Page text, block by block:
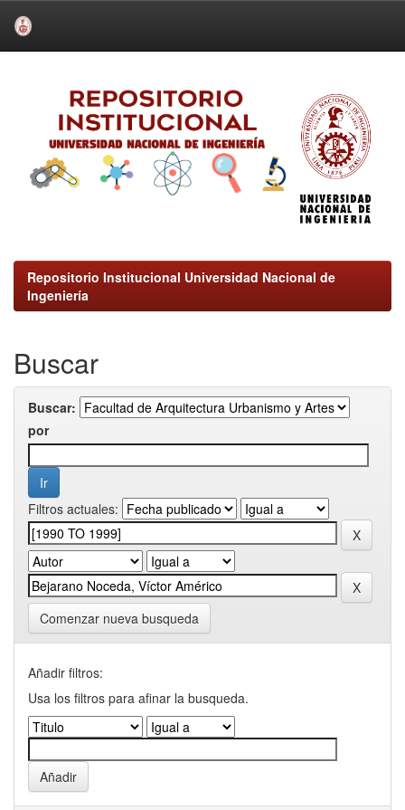
Repositorio Institucional Universidad Nacional de
Ingeniería
Buscar
Buscar:
por
Filtros actuales:
Comenzar nueva busqueda
Añadir filtros:
Usa los filtros para afinar la busqueda.